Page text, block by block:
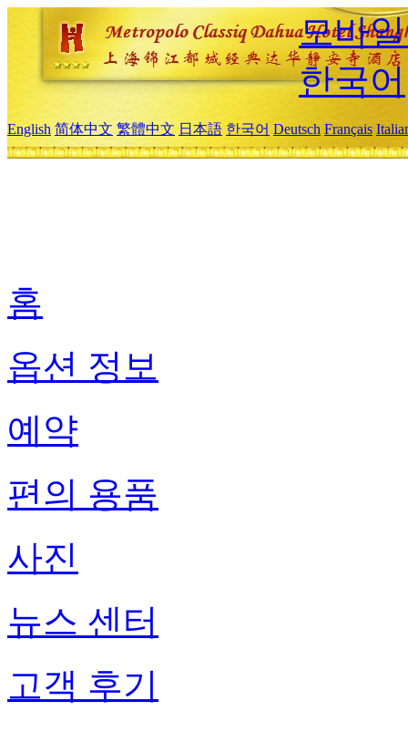
모바
한국어
English 简体中文 繁體中文 日本語 한국어 Deutsch Français
홈
옵션 정보
예약
편의 용품
사진
뉴스 센터
고객 후기